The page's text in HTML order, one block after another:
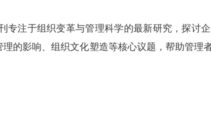
专注于组织变革与管理科学的最新研究，探讨
的影响、组织文化塑造等核心议题，帮助管理